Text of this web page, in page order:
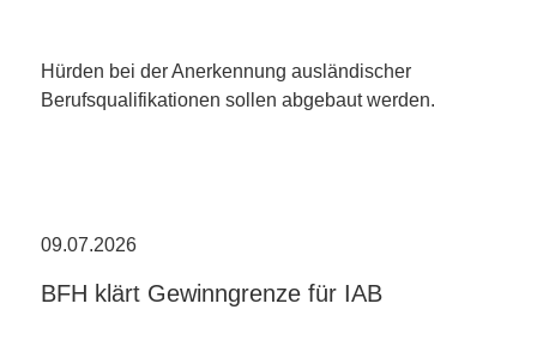
Hürden bei der Anerkennung ausländischer
Berufsqualifikationen sollen abgebaut werden.
09.07.2026
BFH klärt Gewinngrenze für IAB